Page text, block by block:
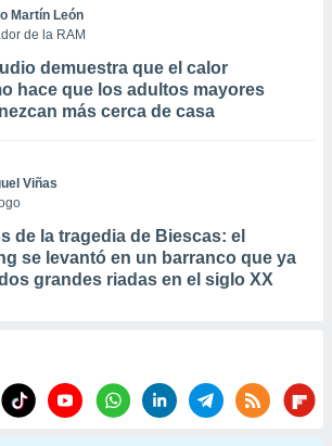
Martín León
de la RAM
demuestra que el calor
hace que los adultos mayores
más cerca de casa
Viñas
de la tragedia de Biescas: el
se levantó en un barranco que ya
grandes riadas en el siglo XX